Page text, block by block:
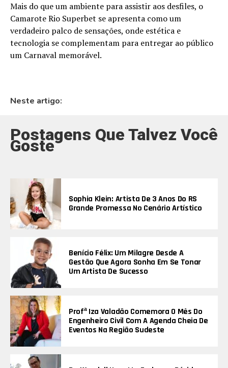
Mais do que um ambiente para assistir aos desfiles, o
Camarote Rio Superbet se apresenta como um
verdadeiro palco de sensações, onde estética e
tecnologia se complementam para entregar ao público
um Carnaval memorável.
Neste artigo:
Postagens Que Talvez Você
Goste
Sophia Klein: Artista De 3 Anos Do RS
Grande Promessa No Cenário Artístico
Benício Félix: Um Milagre Desde A
Gestão Que Agora Sonha Em Se Tonar
Um Artista De Sucesso
Profª Iza Valadão Comemora O Mês Do
Engenheiro Civil Com A Agenda Cheia De
Eventos Na Região Sudeste